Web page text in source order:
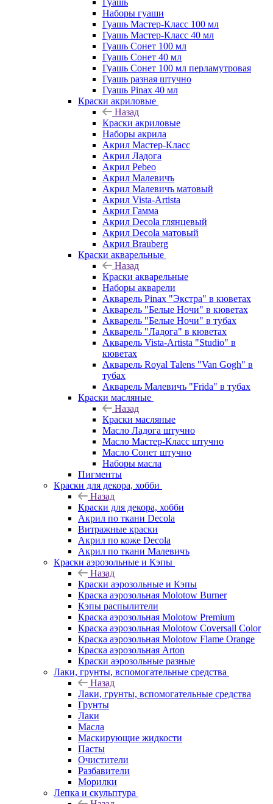
Гуашь
Наборы гуаши
Гуашь Мастер-Класс 100 мл
Гуашь Мастер-Класс 40 мл
Гуашь Сонет 100 мл
Гуашь Сонет 40 мл
Гуашь Сонет 100 мл перламутровая
Гуашь разная штучно
Гуашь Pinax 40 мл
Краски акриловые
Назад
Краски акриловые
Наборы акрила
Акрил Мастер-Класс
Акрил Ладога
Акрил Pebeo
Акрил Малевичъ
Акрил Малевичъ матовый
Акрил Vista-Artista
Акрил Гамма
Акрил Decola глянцевый
Акрил Decola матовый
Акрил Brauberg
Краски акварельные
Назад
Краски акварельные
Наборы акварели
Акварель Pinax "Экстра" в кюветах
Акварель "Белые Ночи" в кюветах
Акварель "Белые Ночи" в тубах
Акварель "Ладога" в кюветах
Акварель Vista-Artista "Studio" в
кюветах
Акварель Royal Talens "Van Gogh" в
тубах
Акварель Малевичъ "Frida" в тубах
Краски масляные
Назад
Краски масляные
Масло Ладога штучно
Масло Мастер-Класс штучно
Масло Сонет штучно
Наборы масла
Пигменты
Краски для декора, хобби
Назад
Краски для декора, хобби
Акрил по ткани Decola
Витражные краски
Акрил по коже Decola
Акрил по ткани Малевичъ
Краски аэрозольные и Кэпы
Назад
Краски аэрозольные и Кэпы
Краска аэрозольная Molotow Burner
Кэпы распылители
Краска аэрозольная Molotow Premium
Краска аэрозольная Molotow Coversall Color
Краска аэрозольная Molotow Flame Orange
Краска аэрозольная Arton
Краски аэрозольные разные
Лаки, грунты, вспомогательные средства
Назад
Лаки, грунты, вспомогательные средства
Грунты
Лаки
Масла
Маскирующие жидкости
Пасты
Очистители
Разбавители
Морилки
Лепка и скульптура